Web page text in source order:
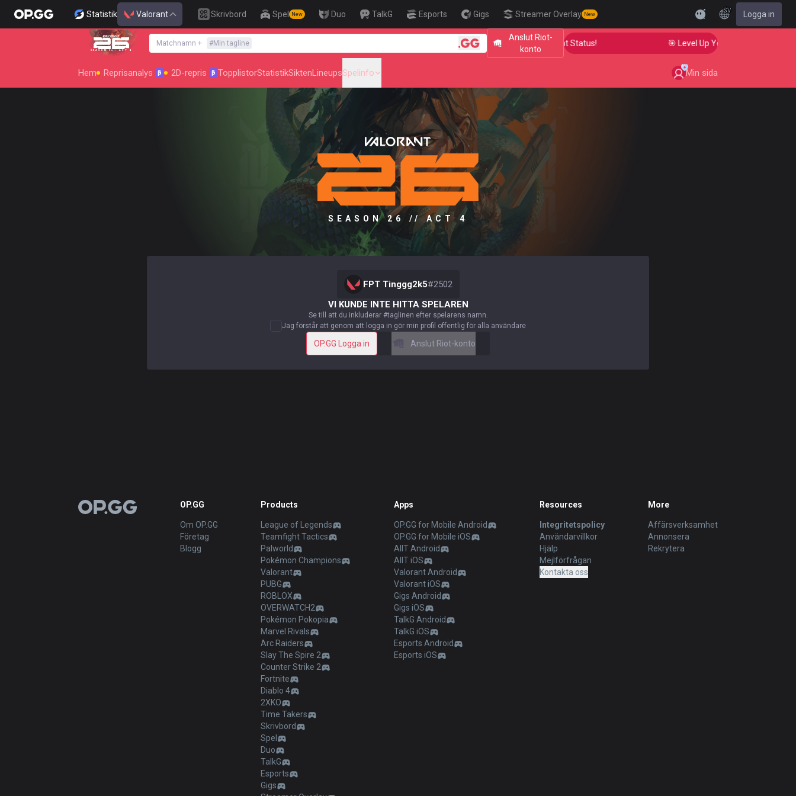
Statistik Valorant Skrivbord Spel New Duo TalkG Esports Gigs Streamer Overlay New
SV Logga in
SEASON 26 : ACT 4
Matchnamn + #Min tagline
Anslut Riot-
konto
🎯 Level Up Your Aim to Radiant Status! 🎯 Level Up Your Aim to Radiant
Hem Reprisanalys β 2D-repris β TopplistorStatistikSiktenLineupsSpelinfo Min sida
SEASON 26 // ACT 4
FPT Tinggg2k5#2502
VI KUNDE INTE HITTA SPELAREN
Se till att du inkluderar #taglinen efter spelarens namn.
Jag förstår att genom att logga in gör min profil offentlig för alla användare
OP.GG Logga in Anslut Riot-konto
OP.GG OP.GG
Om OP.GG
Företag
Blogg
Products
League of Legends
Teamfight Tactics
Palworld
Pokémon Champions
Valorant
PUBG
ROBLOX
OVERWATCH2
Pokémon Pokopia
Marvel Rivals
Arc Raiders
Slay The Spire 2
Counter Strike 2
Fortnite
Diablo 4
2XKO
Time Takers
Skrivbord
Spel
Duo
TalkG
Esports
Gigs
Apps
OP.GG for Mobile Android
OP.GG for Mobile iOS
AllT Android
AllT iOS
Valorant Android
Valorant iOS
Gigs Android
Gigs iOS
TalkG Android
TalkG iOS
Esports Android
Esports iOS
Resources
Integritetspolicy
Användarvillkor
Hjälp
Mejlförfrågan
Kontakta oss
More
Affärsverksamhet
Annonsera
Rekrytera